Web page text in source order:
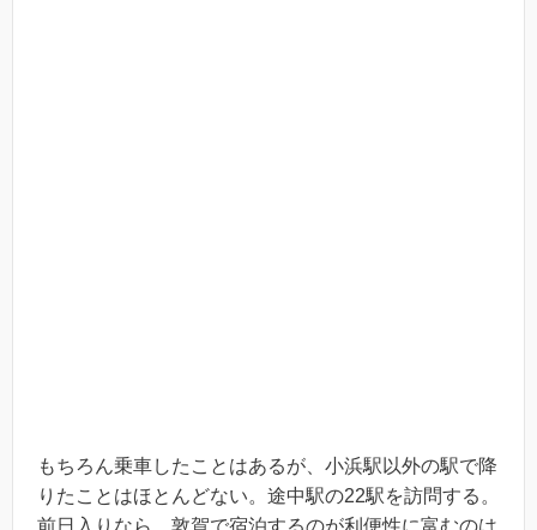
もちろん乗車したことはあるが、小浜駅以外の駅で降
りたことはほとんどない。途中駅の22駅を訪問する。